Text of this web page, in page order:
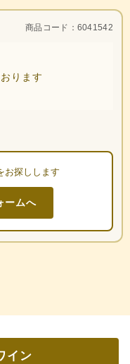
商品コード：6041542
ります
お探しします
ームへ
イン